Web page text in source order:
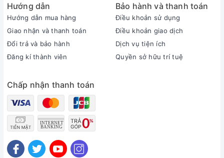
Hướng dẫn
Hướng dẫn mua hàng
Giao nhận và thanh toán
Đổi trả và bảo hành
Đăng kí thành viên
Bảo hành và thanh toán
Điều khoản sử dụng
Điều khoản giao dịch
Dịch vụ tiện ích
Quyền sở hữu trí tuệ
Chấp nhận thanh toán